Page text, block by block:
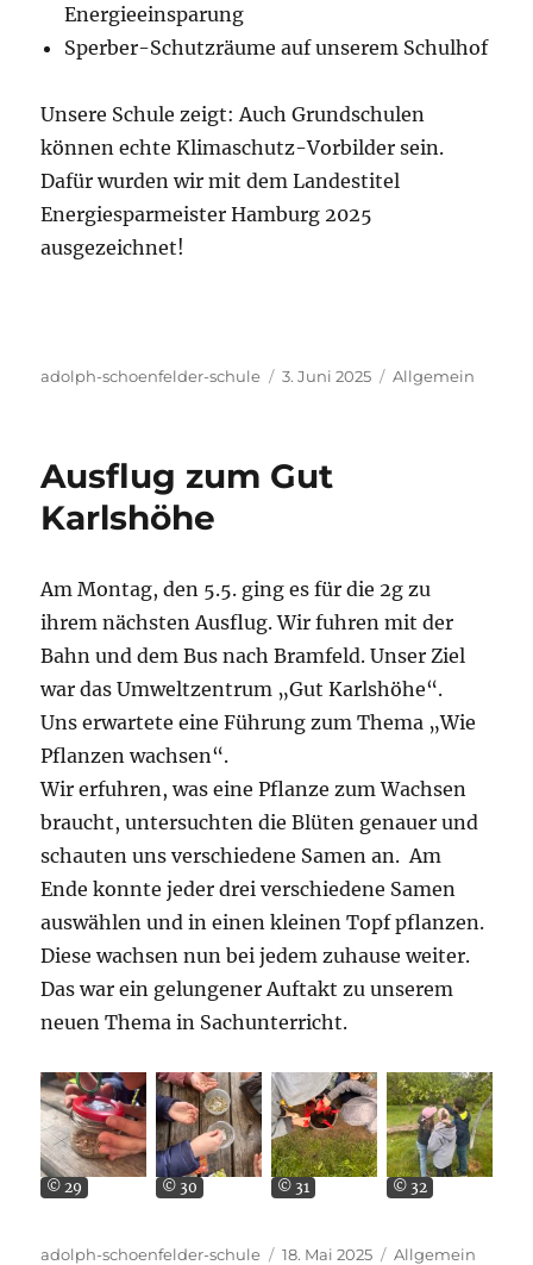
Energieeinsparung
Sperber-Schutzräume auf unserem Schulhof
Unsere Schule zeigt: Auch Grundschulen
können echte Klimaschutz-Vorbilder sein.
Dafür wurden wir mit dem Landestitel
Energiesparmeister Hamburg 2025
ausgezeichnet!
Autor
adolph-schoenfelder-schule
Veröffentlicht
3. Juni 2025 Kategorien
Allgemein
Ausflug zum Gut
Karlshöhe
Am Montag, den 5.5. ging es für die 2g zu
ihrem nächsten Ausflug. Wir fuhren mit der
Bahn und dem Bus nach Bramfeld. Unser Ziel
war das Umweltzentrum „Gut Karlshöhe“.
Uns erwartete eine Führung zum Thema „Wie
Pflanzen wachsen“.
Wir erfuhren, was eine Pflanze zum Wachsen
braucht, untersuchten die Blüten genauer und
schauten uns verschiedene Samen an. Am
Ende konnte jeder drei verschiedene Samen
auswählen und in einen kleinen Topf pflanzen.
Diese wachsen nun bei jedem zuhause weiter.
Das war ein gelungener Auftakt zu unserem
neuen Thema in Sachunterricht.
© 29 © 30 © 31 © 32
Autor
adolph-schoenfelder-schule
Veröffentlicht
18. Mai 2025 Kategorien
Allgemein